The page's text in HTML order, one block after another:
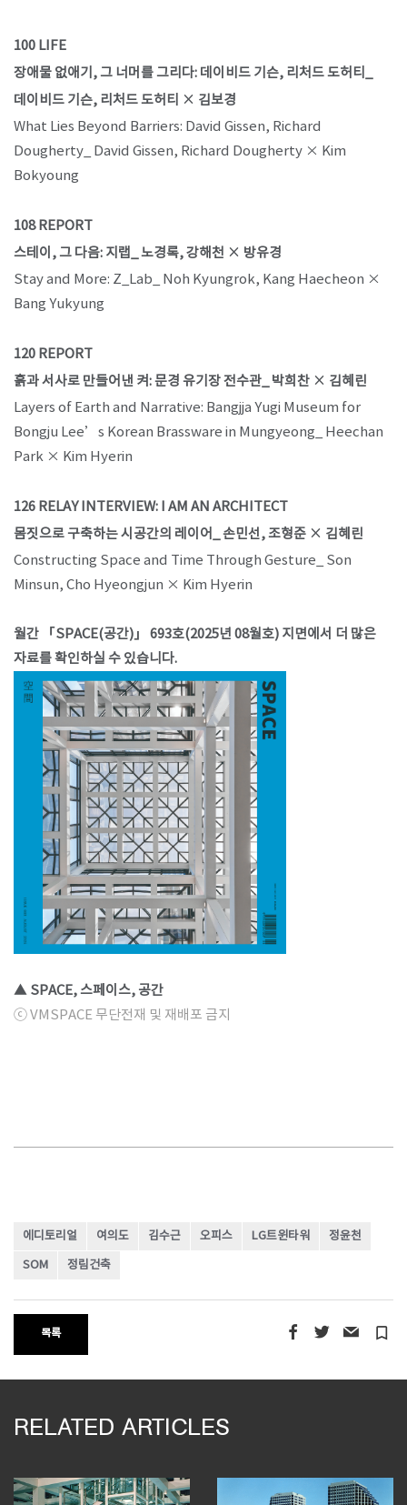
100 LIFE
장애물 없애기, 그 너머를 그리다: 데이비드 기슨, 리처드 도허티_
데이비드 기슨, 리처드 도허티 × 김보경
What Lies Beyond Barriers: David Gissen, Richard
Dougherty_ David Gissen, Richard Dougherty × Kim
Bokyoung
108 REPORT
스테이, 그 다음: 지랩_ 노경록, 강해천 × 방유경
Stay and More: Z_Lab_ Noh Kyungrok, Kang Haecheon ×
Bang Yukyung
120 REPORT
흙과 서사로 만들어낸 켜: 문경 유기장 전수관_ 박희찬 × 김혜린
Layers of Earth and Narrative: Bangjja Yugi Museum for
Bongju Lee’s Korean Brassware in Mungyeong_ Heechan
Park × Kim Hyerin
126 RELAY INTERVIEW: I AM AN ARCHITECT
몸짓으로 구축하는 시공간의 레이어_ 손민선, 조형준 × 김혜린
Constructing Space and Time Through Gesture_ Son
Minsun, Cho Hyeongjun × Kim Hyerin
월간 「SPACE(공간)」 693호(2025년 08월호) 지면에서 더 많은
자료를 확인하실 수 있습니다.
▲ SPACE, 스페이스, 공간
ⓒ VMSPACE 무단전재 및 재배포 금지
에디토리얼 여의도 김수근 오피스 LG트윈타워 정윤천
SOM 정림건축
목록 turned_in_not
RELATED ARTICLES